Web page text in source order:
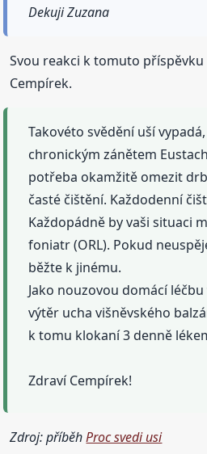
Dekuji Zuzana
Svou reakci k tomuto
Cempírek.
Takovéto svědění uší
chronickým zánětem
potřeba okamžitě omezit
časté čištění. Každodenní
Každopádně by vaši situaci
foniatr (ORL). Pokud
běžte k jinému.
Jako nouzovou domácí
výtěr ucha višněvského
k tomu klokaní 3 denně
Zdraví Cempírek!
Zdroj: příběhProc svedi usi